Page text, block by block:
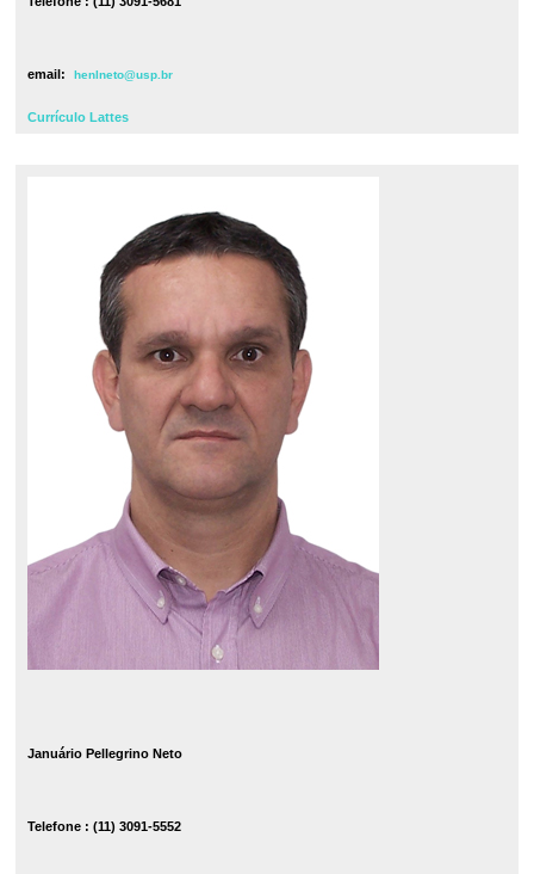
email: henlneto@usp.br
Currículo Lattes
Januário Pellegrino Neto
Telefone : (11) 3091-5552